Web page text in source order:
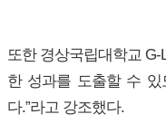
또한 경상국립대학교
한 성과를 도출할 수 있
다.”라고 강조했다.